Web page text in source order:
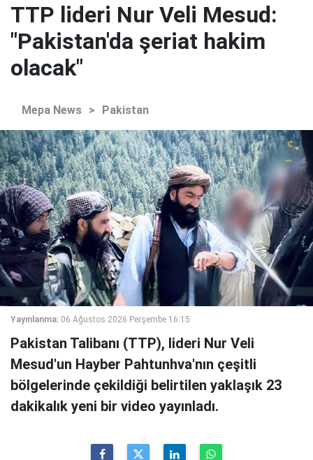
TTP lideri Nur Veli Mesud:
"Pakistan'da şeriat hakim
olacak"
Mepa News > Pakistan
Yayınlanma: 06 Ağustos 2026 Perşembe 16:15
Pakistan Talibanı (TTP), lideri Nur Veli
Mesud'un Hayber Pahtunhva'nın çeşitli
bölgelerinde çekildiği belirtilen yaklaşık 23
dakikalık yeni bir video yayınladı.